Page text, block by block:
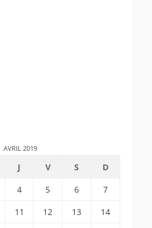
AVRIL 2019
J V S
D
4 5 6
7
11 12 13
14